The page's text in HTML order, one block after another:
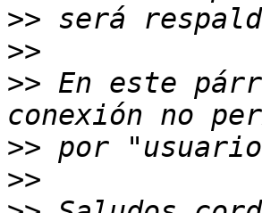
>>
>>
>> En este
>>
>>